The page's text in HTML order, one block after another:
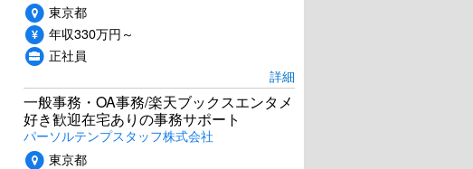
東京都
年収330万円～
正社員
詳細
一般事務・OA事務/楽天ブックスエンタメ
好き歓迎在宅ありの事務サポート
パーソルテンプスタッフ株式会社
東京都